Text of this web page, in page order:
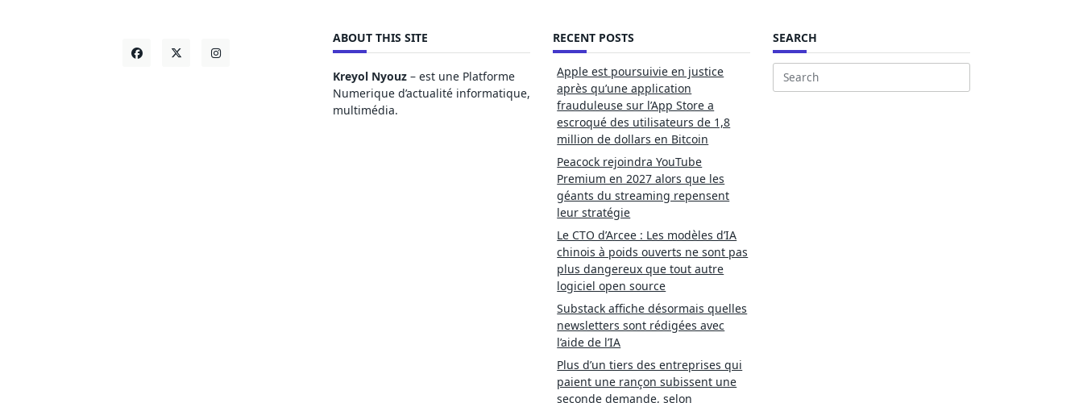
ABOUT THIS SITE
Kreyol Nyouz – est une Platforme
Numerique d’actualité informatique,
multimédia.
RECENT POSTS
Apple est poursuivie en justice
après qu’une application
frauduleuse sur l’App Store a
escroqué des utilisateurs de 1,8
million de dollars en Bitcoin
Peacock rejoindra YouTube
Premium en 2027 alors que les
géants du streaming repensent
leur stratégie
Le CTO d’Arcee : Les modèles d’IA
chinois à poids ouverts ne sont pas
plus dangereux que tout autre
logiciel open source
Substack affiche désormais quelles
newsletters sont rédigées avec
l’aide de l’IA
Plus d’un tiers des entreprises qui
paient une rançon subissent une
seconde demande, selon
SEARCH
Search